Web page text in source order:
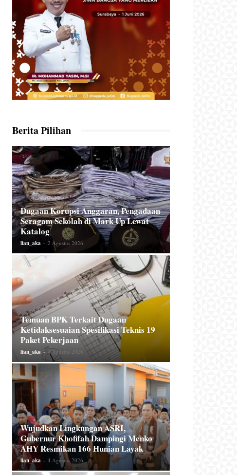
Berita Pilihan
Dugaan Korupsi Anggaran, Pengadaan
Seragam Sekolah di Mark Up Lewat
Katalog
lian_aka - 2 Agustus 2026
Temuan BPK Terkait Dugaan
Ketidaksesuaian Spesifikasi Teknis 19
Paket Pekerjaan
lian_aka - 4 Agustus 2026
Wujudkan Lingkungan ASRI,
Gubernur Khofifah Dampingi Menko
AHY Resmikan 166 Hunian Layak
lian_aka - 4 Agustus 2026